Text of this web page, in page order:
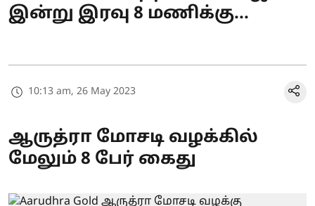
இன்று இரவு 8 மணிக்கு...
10:13 am, 26 May 2023
ஆருத்ரா மோசடி வழக்கில்
மேலும் 8 பேர் கைது